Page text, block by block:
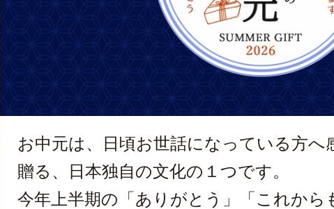
お中元は、日頃お世話になっている方へ
贈る、日本独自の文化の１つです。
今年上半期の「ありがとう」「これから